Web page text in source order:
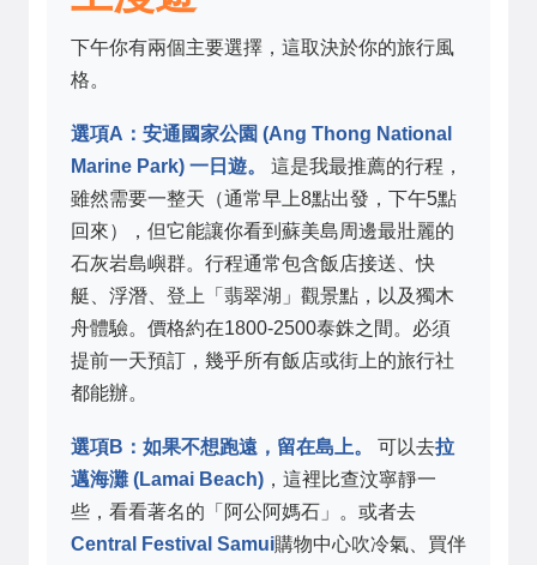
下午你有兩個主要選擇，這取決於你的旅行風
格。
選項A：安通國家公園 (Ang Thong National
Marine Park) 一日遊。
這是我最推薦的行程，
雖然需要一整天（通常早上8點出發，下午5點
回來），但它能讓你看到蘇美島周邊最壯麗的
石灰岩島嶼群。行程通常包含飯店接送、快
艇、浮潛、登上「翡翠湖」觀景點，以及獨木
舟體驗。價格約在1800-2500泰銖之間。必須
提前一天預訂，幾乎所有飯店或街上的旅行社
都能辦。
選項B：如果不想跑遠，留在島上。 可以去拉
邁海灘 (Lamai Beach) ，這裡比查汶寧靜一
些，看看著名的「阿公阿媽石」。或者去
Central Festival Samui購物中心吹冷氣、買伴